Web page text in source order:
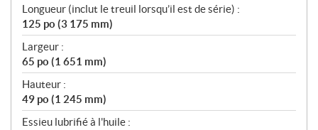
Longueur (inclut le treuil lorsqu’il est de série) :
125 po (3 175 mm)
Largeur :
65 po (1 651 mm)
Hauteur :
49 po (1 245 mm)
Essieu lubrifié à l'huile :